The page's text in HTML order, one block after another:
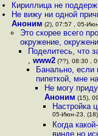
Кириллица не
Не вижу ни одной
Аноним (2), 07:57 , 05-
Это скорее всего
окружение,
Поделитесь, что
, www2(??), 08:30 ,
Банально, если
пипеткой, мне
Не могу
Аноним (15),
Настройка
05-Июн-23, (18)
Когда
винде,но